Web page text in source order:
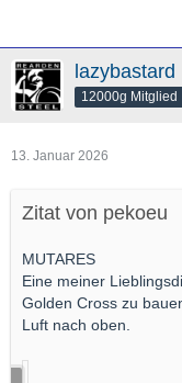
lazybastard
12000g Mitglied
13. Januar 2026
Zitat von pekoeu
MUTARES
Eine meiner
Golden Cross zu
Luft nach oben.